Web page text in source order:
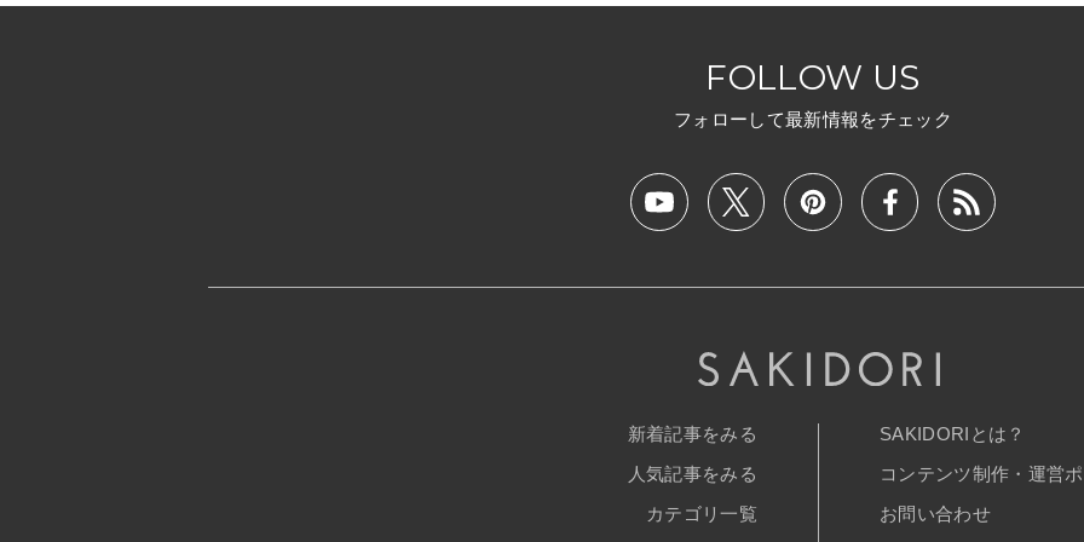
FOLLOW US
フォローして最新情報をチェック
新着記事をみる
人気記事をみる
カテゴリ一覧
SAKIDORIとは？
コンテンツ制作・運営
お問い合わせ